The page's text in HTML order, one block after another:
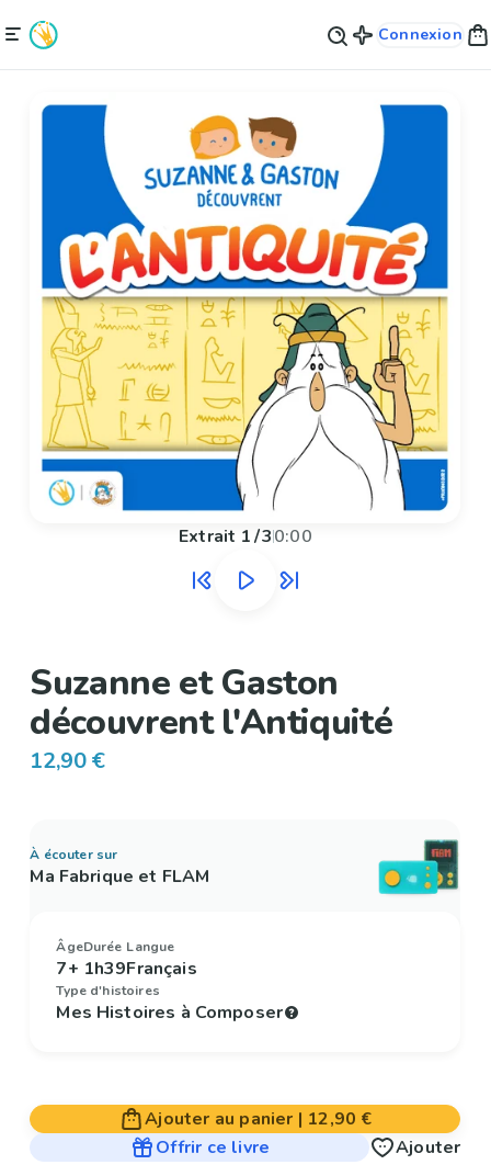
Connexion
Extrait 1/30:00
Suzanne et Gaston
découvrent l'Antiquité
12,90 €
À écouter sur
Ma Fabrique et FLAM
Âge
7+
Durée
1h39
Langue
Français
Type d'histoires
Mes Histoires à Composer
Ajouter au panier | 12,90 €
Offrir ce livre
Ajouter